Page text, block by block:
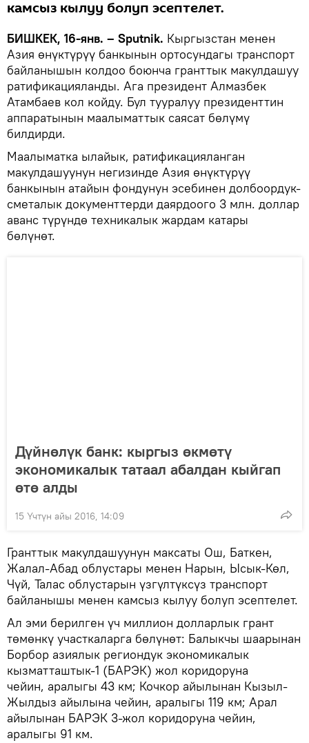
камсыз кылуу болуп эсептелет.
БИШКЕК, 16-янв. – Sputnik. Кыргызстан менен
Азия өнүктүрүү банкынын ортосундагы транспорт
байланышын колдоо боюнча гранттык макулдашуу
ратификацияланды. Ага президент Алмазбек
Атамбаев кол койду. Бул тууралуу президенттин
аппаратынын маалыматтык саясат бөлүмү
билдирди.
Маалыматка ылайык, ратификацияланган
макулдашуунун негизинде Азия өнүктүрүү
банкынын атайын фондунун эсебинен долбоордук-
сметалык документтерди даярдоого 3 млн. доллар
аванс түрүндө техникалык жардам катары
бөлүнөт.
Дүйнөлүк банк: кыргыз өкмөтү
экономикалык татаал абалдан кыйгап
өтө алды
15 Үчтүн айы 2016, 14:09
Гранттык макулдашуунун максаты Ош, Баткен,
Жалал-Абад облустары менен Нарын, Ысык-Көл,
Чүй, Талас облустарын үзгүлтүксүз транспорт
байланышы менен камсыз кылуу болуп эсептелет.
Ал эми берилген үч миллион долларлык грант
төмөнкү участкаларга бөлүнөт: Балыкчы шаарынан
Борбор азиялык региондук экономикалык
кызматташтык-1 (БАРЭК) жол коридоруна
чейин, аралыгы 43 км; Кочкор айылынан Кызыл-
Жылдыз айылына чейин, аралыгы 119 км; Арал
айылынан БАРЭК 3-жол коридоруна чейин,
аралыгы 91 км.